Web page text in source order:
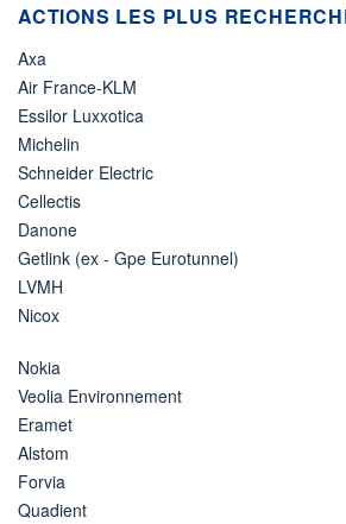
ACTIONS LES PLUS
Axa
Air France-KLM
Essilor Luxxotica
Michelin
Schneider Electric
Cellectis
Danone
Getlink (ex - Gpe Eurotunnel)
LVMH
Nicox
Nokia
Veolia Environnement
Eramet
Alstom
Forvia
Quadient